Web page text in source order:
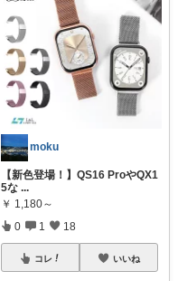
moku
【新色登場！】QS16 ProやQX1
5な ...
￥ 1,180～
0 1 18
コレ いいね